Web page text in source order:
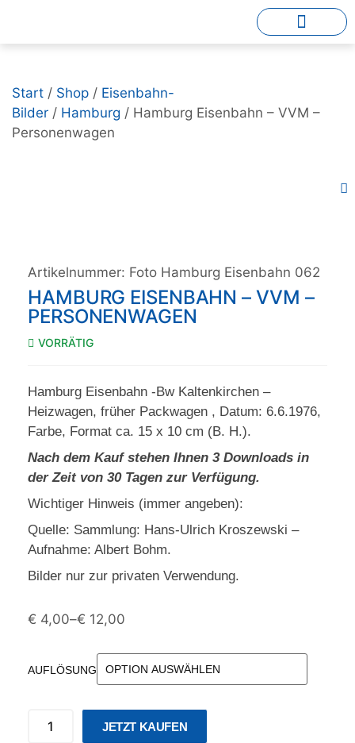
Start / Shop / Eisenbahn-
Bilder / Hamburg / Hamburg Eisenbahn – VVM –
Personenwagen
Artikelnummer: Foto Hamburg Eisenbahn 062
HAMBURG EISENBAHN – VVM –
PERSONENWAGEN
VORRÄTIG
Hamburg Eisenbahn -Bw Kaltenkirchen –
Heizwagen, früher Packwagen , Datum: 6.6.1976,
Farbe, Format ca. 15 x 10 cm (B. H.).
Nach dem Kauf stehen Ihnen 3 Downloads in
der Zeit von 30 Tagen zur Verfügung.
Wichtiger Hinweis (immer angeben):
Quelle: Sammlung: Hans-Ulrich Kroszewski –
Aufnahme: Albert Bohm.
Bilder nur zur privaten Verwendung.
€ 4,00–€ 12,00
AUFLÖSUNG
JETZT KAUFEN